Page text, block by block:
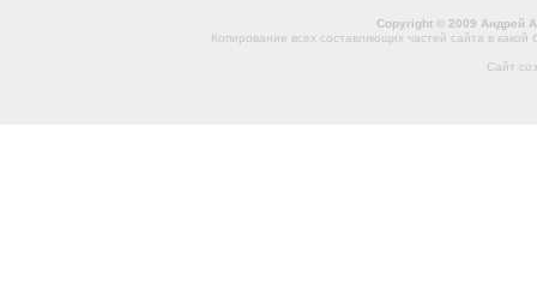
Copyright © 2009 Андрей
Копирование всех составляющих частей сайта в
Сайт